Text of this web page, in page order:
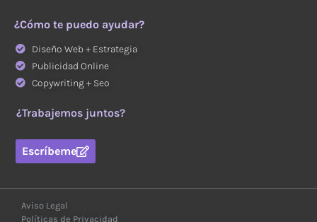
¿Cómo te puedo ayudar?
Diseño Web + Estrategia
Publicidad Online
Copywriting + Seo
¿Trabajemos juntos?
Escríbeme
Aviso Legal
Políticas de Privacidad